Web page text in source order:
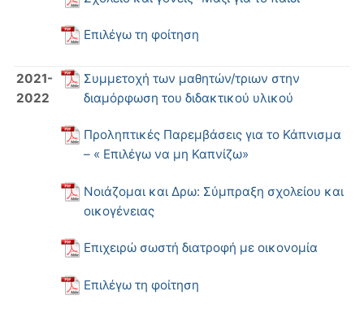
Επιλέγω τη φοίτηση
2021-
2022
Συμμετοχή των μαθητών/τριων στην
διαμόρφωση του διδακτικού υλικού
Προληπτικές Παρεμβάσεις για το Κάπνισμα
– « Επιλέγω να μη Καπνίζω»
Νοιάζομαι και Δρω: Σύμπραξη σχολείου και
οικογένειας
Επιχειρώ σωστή διατροφή με οικονομία
Επιλέγω τη φοίτηση